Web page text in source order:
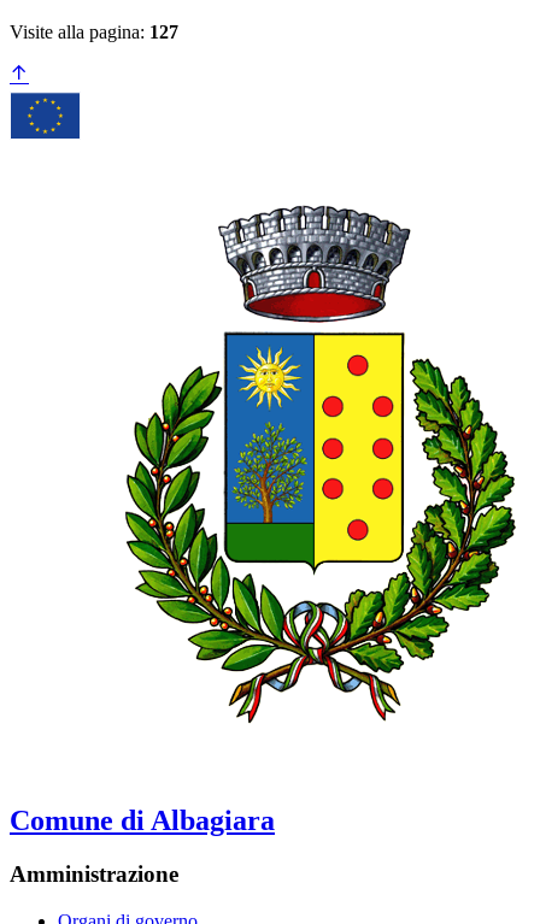
Visite alla pagina: 127
Comune di Albagiara
Amministrazione